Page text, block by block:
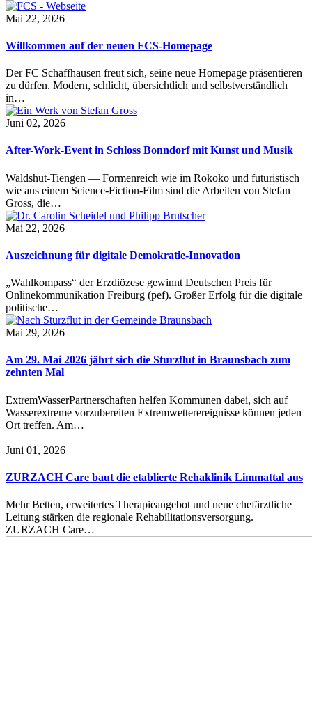
Mai 22, 2026
Willkommen auf der neuen FCS-Homepage
Der FC Schaffhausen freut sich, seine neue Homepage präsentieren
zu dürfen. Modern, schlicht, übersichtlich und selbstverständlich
in…
Juni 02, 2026
After-Work-Event in Schloss Bonndorf mit Kunst und Musik
Waldshut-Tiengen — Formenreich wie im Rokoko und futuristisch
wie aus einem Science-Fiction-Film sind die Arbeiten von Stefan
Gross, die…
Mai 22, 2026
Auszeichnung für digitale Demokratie-Innovation
„Wahlkompass“ der Erzdiözese gewinnt Deutschen Preis für
Onlinekommunikation Freiburg (pef). Großer Erfolg für die digitale
politische…
Mai 29, 2026
Am 29. Mai 2026 jährt sich die Sturzflut in Braunsbach zum
zehnten Mal
ExtremWasserPartnerschaften helfen Kommunen dabei, sich auf
Wasserextreme vorzubereiten Extremwetterereignisse können jeden
Ort treffen. Am…
Juni 01, 2026
ZURZACH Care baut die etablierte Rehaklinik Limmattal aus
Mehr Betten, erweitertes Therapieangebot und neue chefärztliche
Leitung stärken die regionale Rehabilitationsversorgung.
ZURZACH Care…